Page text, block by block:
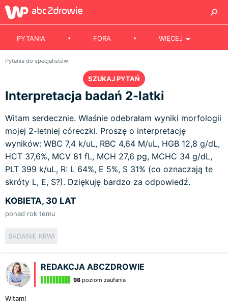
PYTANIA FORA WIĘCEJ
Pytania do specjalistów
SZUKAJ PYTAŃ
Interpretacja badań 2-latki
Witam serdecznie. Właśnie odebrałam wyniki morfologii
mojej 2-letniej córeczki. Proszę o interpretację
wyników: WBC 7,4 k/uL, RBC 4,64 M/uL, HGB 12,8 g/dL,
HCT 37,6%, MCV 81 fL, MCH 27,6 pg, MCHC 34 g/dL,
PLT 399 k/uL, R: L 64%, E 5%, S 31% (co oznaczają te
skróty L, E, S?). Dziękuję bardzo za odpowiedź.
KOBIETA, 30 LAT
ponad rok temu
BADANIE KRWI
REDAKCJA ABCZDROWIE
98 poziom zaufania
Witam!